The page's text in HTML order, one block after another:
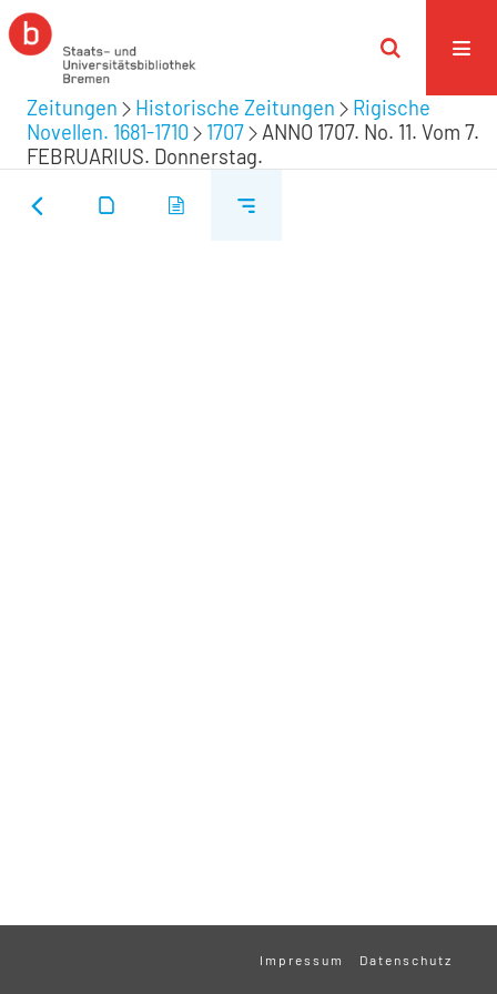
Zeitungen Historische Zeitungen
Rigische
Novellen. 1681-1710
1707
ANNO 1707. No. 11. Vom 7.
FEBRUARIUS. Donnerstag.
Impressum Datenschutz